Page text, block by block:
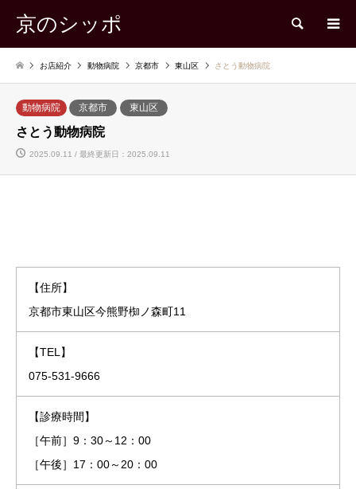
京のシッポ 検索
お店紹介 動物病院 京都市 東山区 さとう動物病院
動物病院 京都市 東山区
さとう動物病院
2025.09.11 / 最終更新日：2025.09.11
【住所】
京都市東山区今熊野椥ノ森町11
【TEL】
075-531-9666
【診療時間】
［午前］9：30～12：00
［午後］17：00～20：00